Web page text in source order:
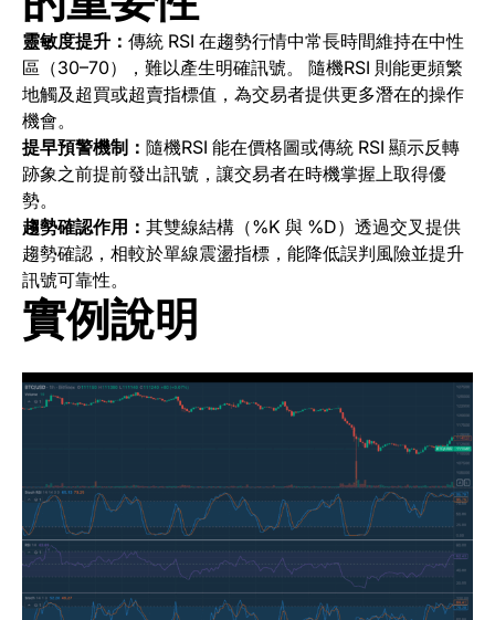
靈敏度提升： 傳統 RSI 在趨勢行情中常長時間維持在中性
區（30–70），難以產生明確訊號。
隨機RSI 則能更頻繁
地觸及超買或超賣指標值，為交易者提供更多潛在的操作
機會。
提早預警機制： 隨機RSI 能在價格圖或傳統 RSI 顯示反轉
跡象之前提前發出訊號，讓交易者在時機掌握上取得優
勢。
趨勢確認作用： 其雙線結構（%K 與 %D）透過交叉提供
趨勢確認，相較於單線震盪指標，能降低誤判風險並提升
訊號可靠性。
實例說明